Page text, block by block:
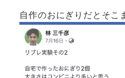
自作のおにぎりだとそこ